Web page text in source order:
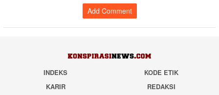
Add Comment
INDEKS
KODE ETIK
KARIR
REDAKSI